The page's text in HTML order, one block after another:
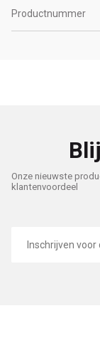
Productnummer
Onze nieuwste
klantenvoordeel
mailadres